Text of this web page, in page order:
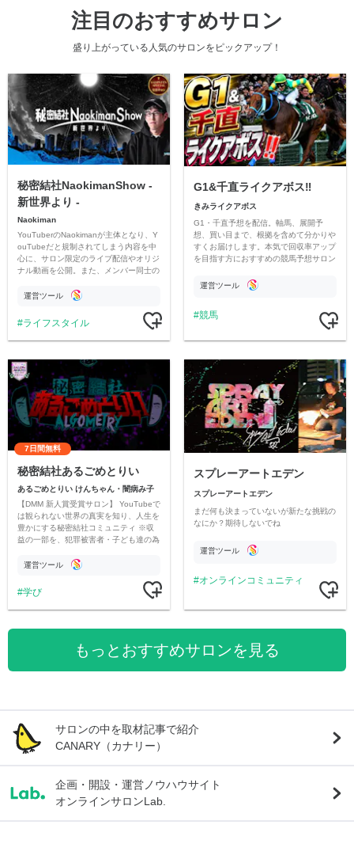
注目のおすすめサロン
盛り上がっている人気のサロンをピックアップ！
秘密結社NaokimanShow -
新世界より -
Naokiman
YouTuberのNaokimanが主体となり、Y
ouTubeだと規制されてしまう内容を中
心に、サロン限定のライブ配信やオリジ
ナル動画を公開。また、メンバー同士の
ただいています。
運営ツール
ライフスタイル
G1&千直ライクアボス‼️
きみライクアボス
G1・千直予想を配信。軸馬、展開予
想、買い目まで、根拠を含めて分かりや
すくお届けします。本気で回収率アップ
を目指す方におすすめの競馬予想サロン
運営ツール
競馬
7日間無料
秘密結社あるごめとりい
あるごめとりい けんちゃん・闇病み子
【DMM 新人賞受賞サロン】 YouTubeで
は観られない世界の真実を知り、人生を
豊かにする秘密結社コミュニティ ※収
益の一部を、犯罪被害者・子ども達の為
す運営ツール
学び
スプレーアートエデン
スプレーアートエデン
まだ何も決まっていないが新たな挑戦の
なにか？期待しないでね
運営ツール
オンラインコミュニティ
もっとおすすめサロンを見る
サロンの中を取材記事で紹介
CANARY（カナリー）
企画・開設・運営ノウハウサイト
オンラインサロンLab.